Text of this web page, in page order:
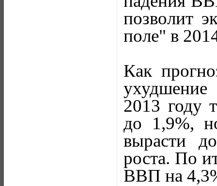
позволит
поле" в
Как
2013 году
до 1,9%,
вырасти
роста. По
ВВП на